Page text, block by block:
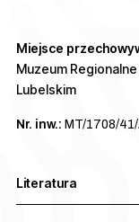
Miejsce
Muzeum
Lubelskim
Nr. inw.: MT/1708/
Literatura